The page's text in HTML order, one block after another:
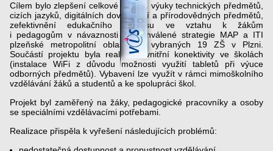
Cílem bylo zlepšení celkové úrovně výuky technických předmětů,
cizích jazyků, digitálních dovedností a přírodovědných předmětů,
zefektivnění edukačního procesu ve vztahu k žákům
i pedagogům v návaznosti na schválené strategie MAP a ITI
plzeňské metropolitní oblasti ve vybraných 19 ZŠ v Plzni.
Součástí projektu byla realizace vnitřní konektivity ve školách
(instalace WiFi z důvodu možnosti využití tabletů při výuce
odborných předmětů). Vybavení lze využít v rámci mimoškolního
vzdělávání žáků a studentů a ke spolupráci škol.
Projekt byl zaměřený na žáky, pedagogické pracovníky a osoby
se speciálními vzdělávacími potřebami.
Realizace přispěla k vyřešení následujících problémů: